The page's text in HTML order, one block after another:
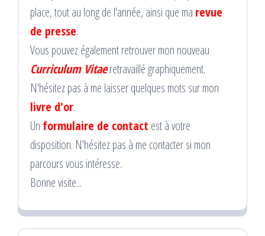
place, tout au long de l'année, ainsi que ma revue
de presse.
Vous pouvez également retrouver mon nouveau
Curriculum Vitaeretravaillé graphiquement.
N'hésitez pas à me laisser quelques mots sur mon
livre d'or.
Un formulaire de contact est à votre
disposition. N'hésitez pas à me contacter si mon
parcours vous intéresse.
Bonne visite...